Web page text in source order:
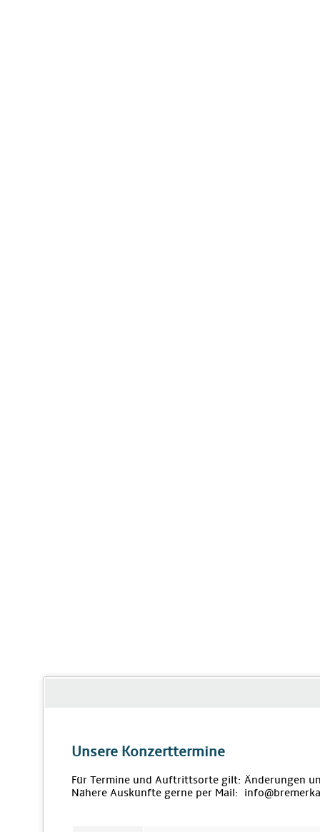
Unsere Konzerttermine
Für Termine und Auftrittsorte gilt: Änderungen
Nähere Auskünfte gerne per Mail: